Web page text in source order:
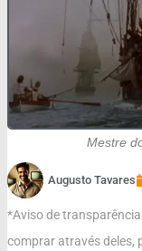
Mestre
Augusto Tavares
*Aviso de
comprar através deles,